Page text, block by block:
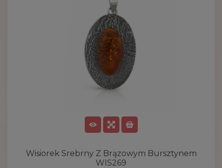
Wisiorek Srebrny Z Brązowym Bursztynem
WIS269